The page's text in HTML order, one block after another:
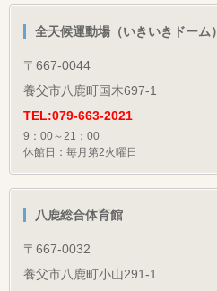
全天候運動場（いきいきドーム）
〒667-0044
養父市八鹿町国木697-1
TEL:079-663-2021
9：00～21：00
休館日：毎月第2火曜日
八鹿総合体育館
〒667-0032
養父市八鹿町小山291-1